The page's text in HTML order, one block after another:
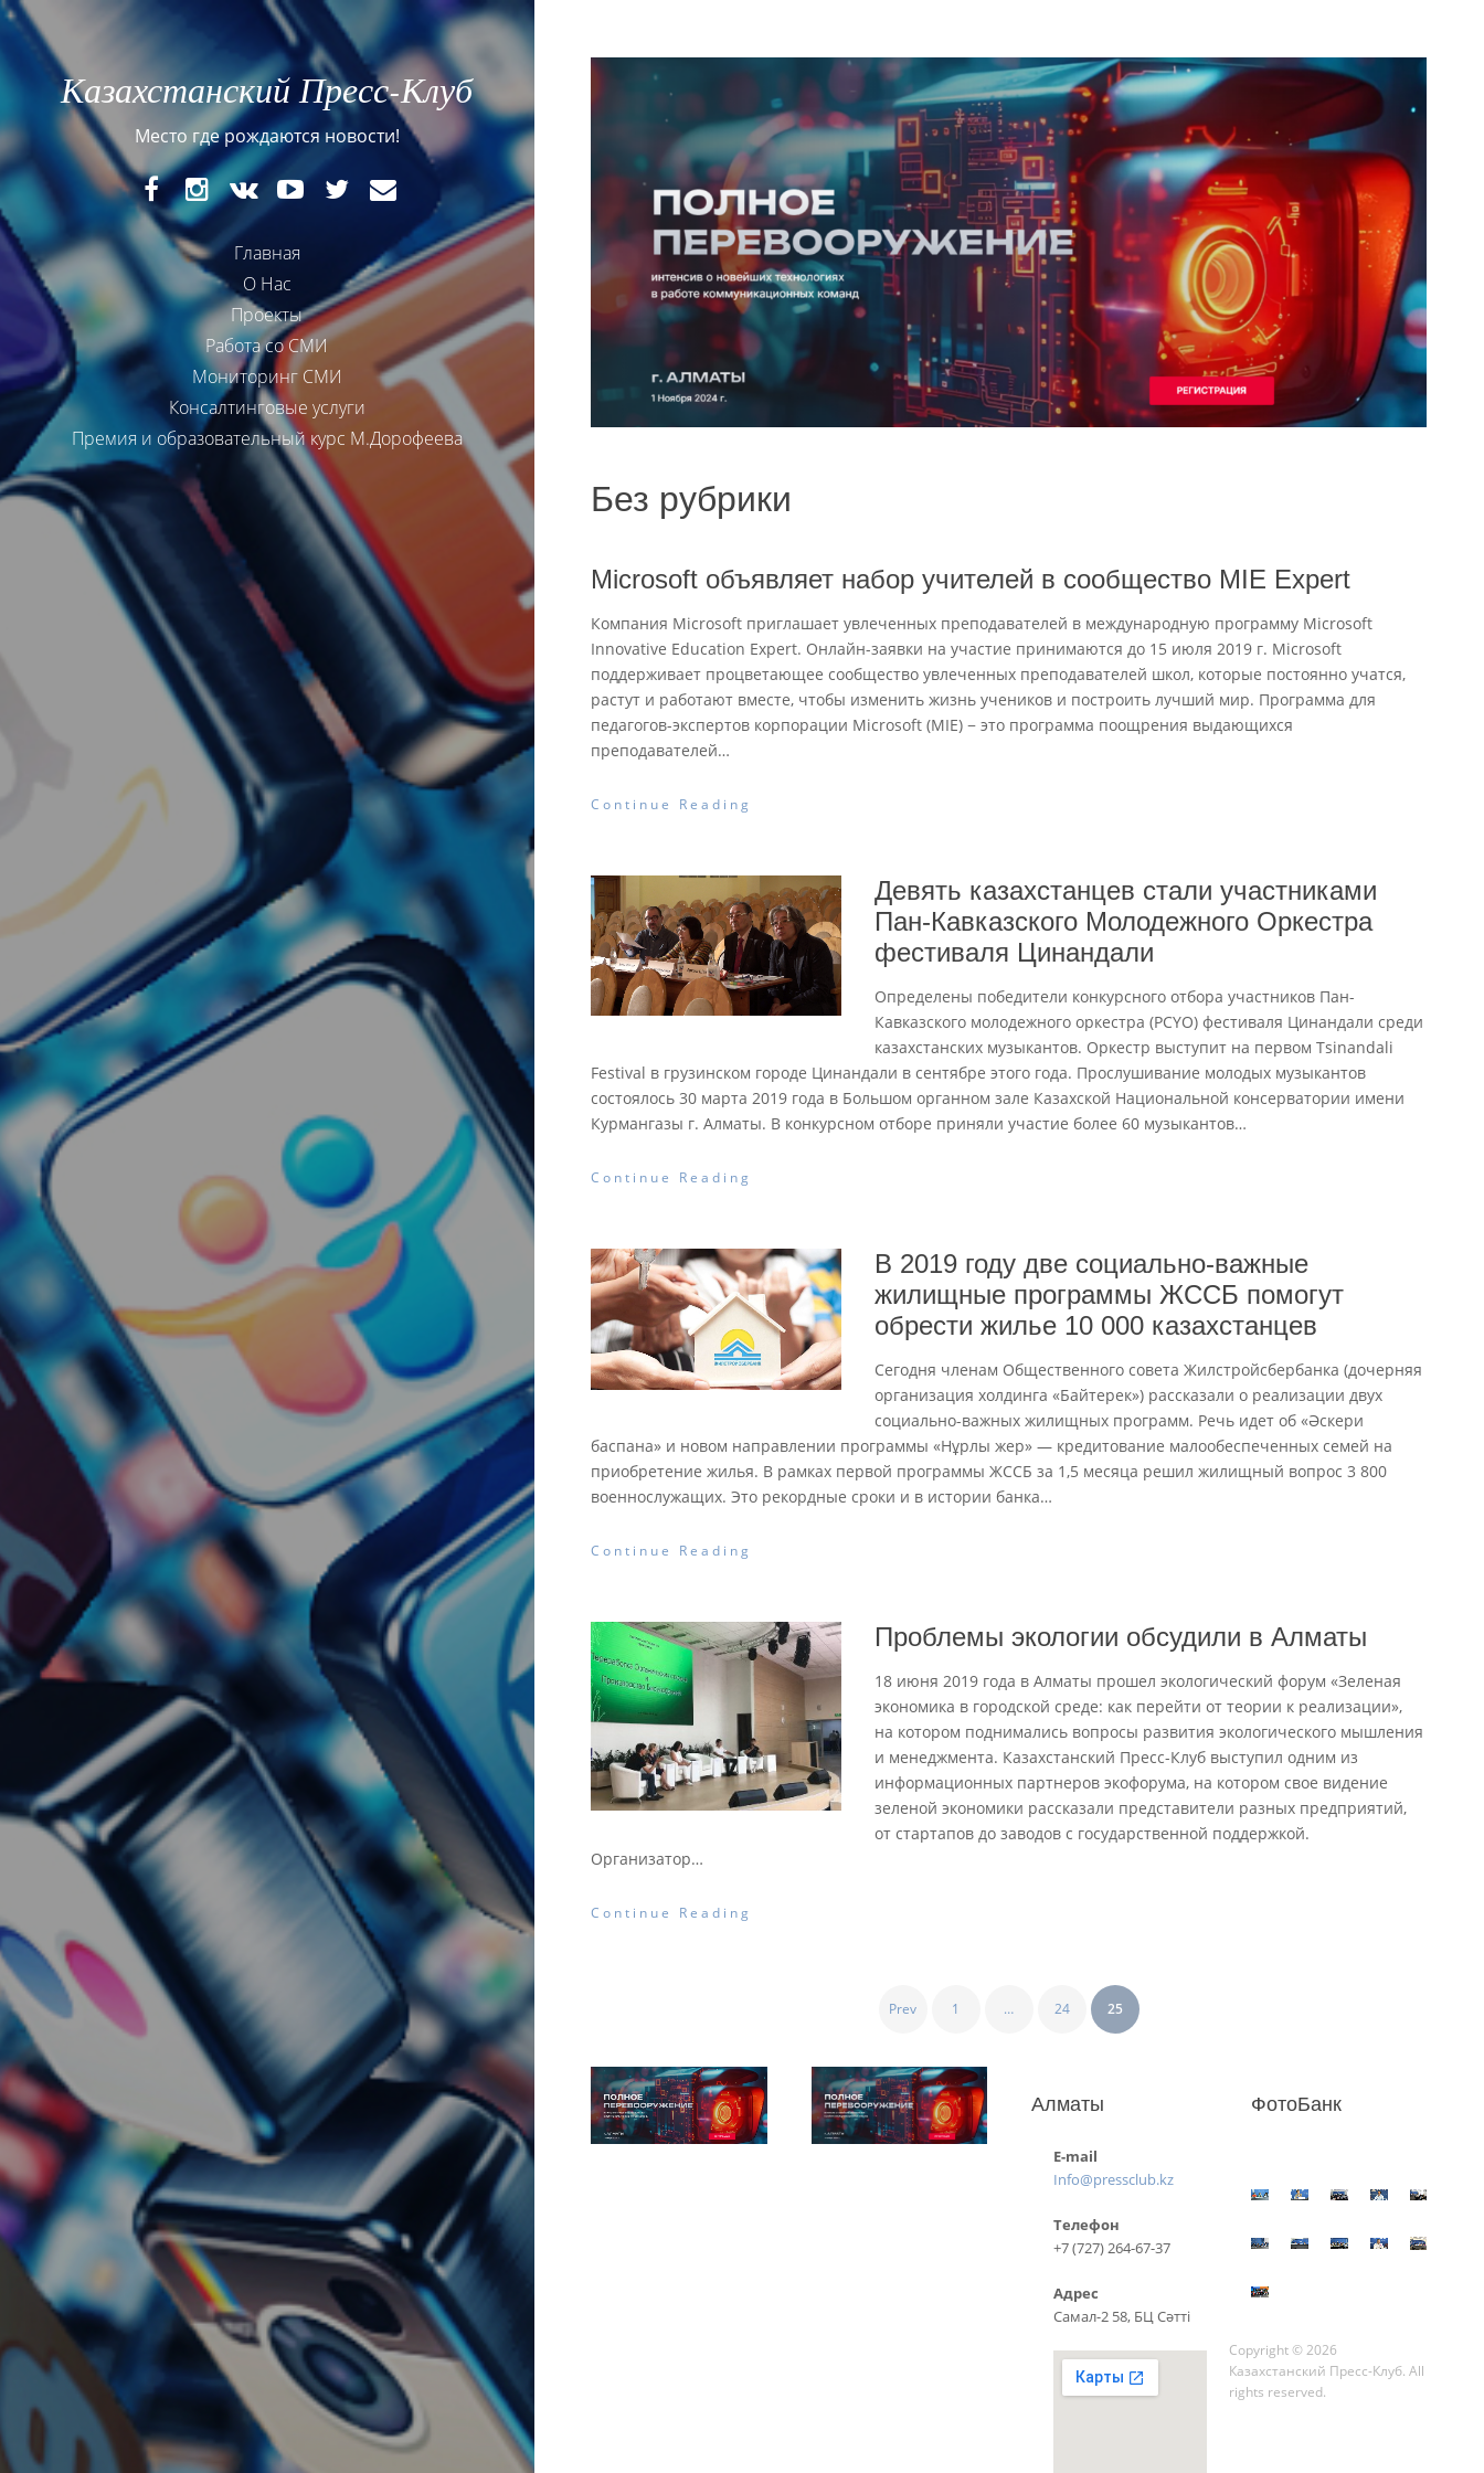
Казахстанский Пресс-Клуб
Место где рождаются новости!
FaceBookInstagram
VK YouTubeTwitterE-
mail
Главная
О Нас
Проекты
Работа со СМИ
Мониторинг СМИ
Консалтинговые услуги
Премия и образовательный курс М.Дорофеева
Без рубрики
Microsoft объявляет набор учителей в сообщество MIE Expert
Компания Microsoft приглашает увлеченных преподавателей в международную программу Microsoft
Innovative Education Expert. Онлайн-заявки на участие принимаются до 15 июля 2019 г. Microsoft
поддерживает процветающее сообщество увлеченных преподавателей школ, которые постоянно учатся,
растут и работают вместе, чтобы изменить жизнь учеников и построить лучший мир. Программа для
педагогов-экспертов корпорации Microsoft (MIE) − это программа поощрения выдающихся
преподавателей…
Continue Reading
Девять казахстанцев стали участниками
Пан-Кавказского Молодежного Оркестра
фестиваля Цинандали
Определены победители конкурсного отбора участников Пан-
Кавказского молодежного оркестра (PCYO) фестиваля Цинандали среди
казахстанских музыкантов. Оркестр выступит на первом Тsinandali
Festival в грузинском городе Цинандали в сентябре этого года. Прослушивание молодых музыкантов
состоялось 30 марта 2019 года в Большом органном зале Казахской Национальной консерватории имени
Курмангазы г. Алматы. В конкурсном отборе приняли участие более 60 музыкантов…
Continue Reading
В 2019 году две социально-важные
жилищные программы ЖССБ помогут
обрести жилье 10 000 казахстанцев
Сегодня членам Общественного совета Жилстройсбербанка (дочерняя
организация холдинга «Байтерек») рассказали о реализации двух
социально-важных жилищных программ. Речь идет об «Әскери
баспана» и новом направлении программы «Нұрлы жер» — кредитование малообеспеченных семей на
приобретение жилья. В рамках первой программы ЖССБ за 1,5 месяца решил жилищный вопрос 3 800
военнослужащих. Это рекордные сроки и в истории банка…
Continue Reading
Проблемы экологии обсудили в Алматы
18 июня 2019 года в Алматы прошел экологический форум «Зеленая
экономика в городской среде: как перейти от теории к реализации»,
на котором поднимались вопросы развития экологического мышления
и менеджмента. Казахстанский Пресс-Клуб выступил одним из
информационных партнеров экофорума, на котором свое видение
зеленой экономики рассказали представители разных предприятий,
от стартапов до заводов с государственной поддержкой.
Организатор…
Continue Reading
Prev 1 … 24 25
Алматы
E-mail
Info@pressclub.kz
Телефон
+7 (727) 264-67-37
Адрес
Самал-2 58, БЦ Сәтті
ФотоБанк
Copyright © 2026
Казахстанский Пресс-Клуб. All
rights reserved.